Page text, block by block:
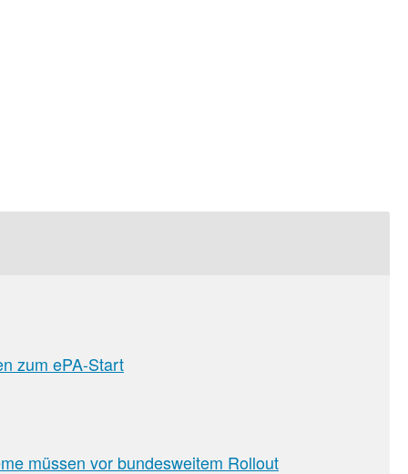
zum ePA-Start
müssen vor bundesweitem Rollout